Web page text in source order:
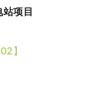
项目
】